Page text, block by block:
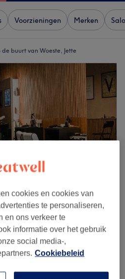
Voorzieningen Merken
buurt van Woeste, Jette
zien op de kaart
cookies en cookies van
te personaliseren,
en ons verkeer te
informatie over het gebruik
social media-,
Cookiebeleid